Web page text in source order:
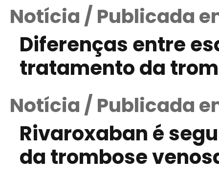
Notícia / Publicada
Diferenças entre
tratamento da
Notícia / Publicada
Rivaroxaban é
da trombose